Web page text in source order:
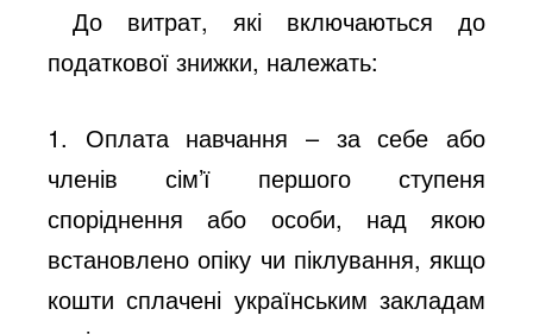
До витрат, які включаються до
податкової знижки, належать:
1. Оплата навчання – за себе або
членів сім’ї першого ступеня
споріднення або особи, над якою
встановлено опіку чи піклування, якщо
кошти сплачені українським закладам